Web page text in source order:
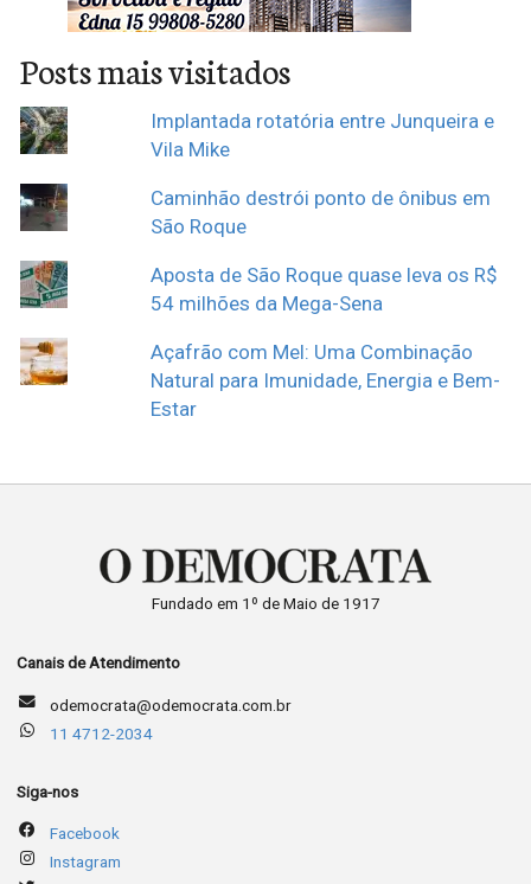
Posts mais visitados
Implantada rotatória entre Junqueira e
Vila Mike
Caminhão destrói ponto de ônibus em
São Roque
Aposta de São Roque quase leva os R$
54 milhões da Mega-Sena
Açafrão com Mel: Uma Combinação
Natural para Imunidade, Energia e Bem-
Estar
Fundado em 1º de Maio de 1917
Canais de Atendimento
odemocrata@odemocrata.com.br
11 4712-2034
Siga-nos
Facebook
Instagram